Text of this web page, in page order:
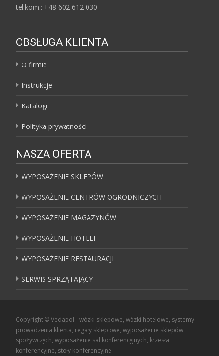
tel.kom.: +48 602 612 030
OBSŁUGA KLIENTA
O firmie
Instrukcje
Katalogi
Polityka prywatności
NASZA OFERTA
WYPOSAŻENIE SKLEPÓW
WYPOSAŻENIE CENTRÓW OGRODNICZYCH
WYPOSAŻENIE MAGAZYNÓW
WYPOSAŻENIE HOTELI
WYPOSAŻENIE RESTAURACJI
SERWIS SPRZĄTAJĄCY
Copyright © Vedapol - wózki sklepowe, wózki hotelowe, systemy
prowadzenia klienta, regały sklepowe, wyposażenie sklepów
spożywczych, wyposażenie sal konferencyjnych, krzesła
konferencyjne, stoły konferencyjne